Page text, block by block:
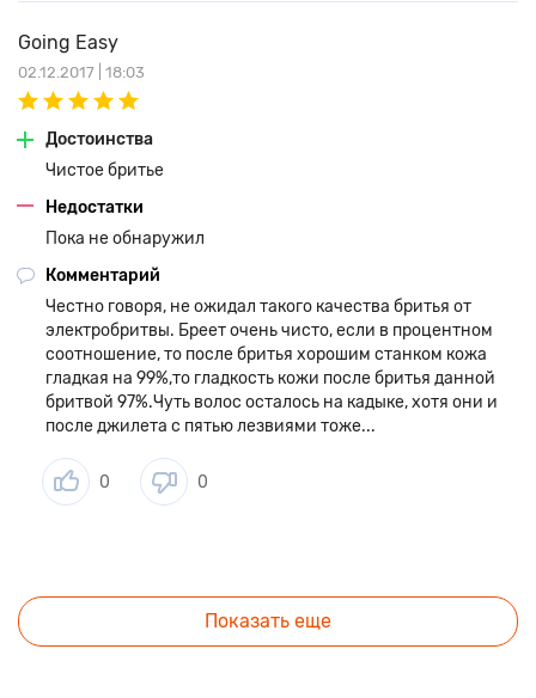
Going Easy
02.12.2017 | 18:03
Достоинства
Чистое бритье
Недостатки
Пока не обнаружил
Комментарий
Честно говоря, не ожидал такого качества бритья от
электробритвы. Бреет очень чисто, если в процентном
соотношение, то после бритья хорошим станком кожа
гладкая на 99%,то гладкость кожи после бритья данной
бритвой 97%.Чуть волос осталось на кадыке, хотя они и
после джилета с пятью лезвиями тоже...
0 0
Показать еще